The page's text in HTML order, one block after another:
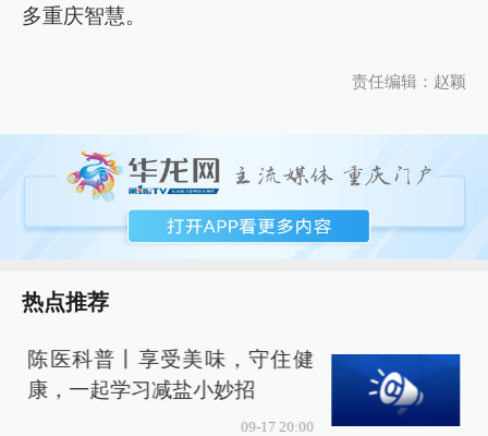
多重庆智慧。
责任编辑：赵颖
热点推荐
陈医科普丨享受美味，守住健
康，一起学习减盐小妙招
09-17 20:00